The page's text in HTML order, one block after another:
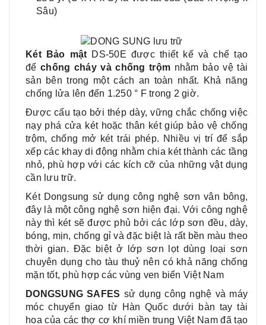
Sâu)
Két Bảo mật DS-50E được thiết kế và chế tạo
để chống cháy và chống trộm nhằm bảo vệ tài
sản bên trong một cách an toàn nhất. Khả năng
chống lửa lên đến 1.250 ° F trong 2 giờ.
Được cấu tạo bởi thép dày, vững chắc chống việc
nạy phá cửa két hoặc thân két giúp bảo vệ chống
trộm, chống mở két trái phép. Nhiều vị trí để sắp
xếp các khay di động nhằm chia két thành các tầng
nhỏ, phù hợp với các kích cỡ của những vật dụng
cần lưu trữ.
Két Dongsung sử dụng công nghệ sơn vân bông,
đây là một công nghệ sơn hiện đại. Với công nghệ
này thì két sẽ được phủ bởi các lớp sơn đều, dày,
bóng, mịn, chống gỉ và đặc biệt là rất bền màu theo
thời gian. Đặc biệt ở lớp sơn lọt dùng loại sơn
chuyên dụng cho tàu thuỷ nên có khả năng chống
mặn tốt, phù hợp các vùng ven biển Việt Nam
DONGSUNG SAFES sử dụng công nghệ và máy
móc chuyển giao từ Hàn Quốc dưới bàn tay tài
hoa của các thợ cơ khí miền trung Việt Nam đã tạo